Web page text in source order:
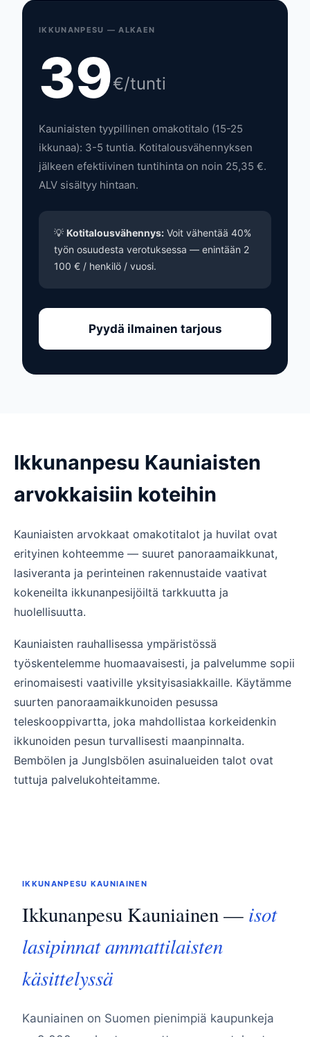
IKKUNANPESU — ALKAEN
39€/tunti
Kauniaisten tyypillinen omakotitalo (15-25
ikkunaa): 3-5 tuntia. Kotitalousvähennyksen
jälkeen efektiivinen tuntihinta on noin 25,35 €.
ALV sisältyy hintaan.
💡 Kotitalousvähennys: Voit vähentää 40%
työn osuudesta verotuksessa — enintään 2
100 € / henkilö / vuosi.
Pyydä ilmainen tarjous
Ikkunanpesu Kauniaisten
arvokkaisiin koteihin
Kauniaisten arvokkaat omakotitalot ja huvilat ovat
erityinen kohteemme — suuret panoraamaikkunat,
lasiveranta ja perinteinen rakennustaide vaativat
kokeneilta ikkunanpesijöiltä tarkkuutta ja
huolellisuutta.
Kauniaisten rauhallisessa ympäristössä
työskentelemme huomaavaisesti, ja palvelumme sopii
erinomaisesti vaativille yksityisasiakkaille. Käytämme
suurten panoraamaikkunoiden pesussa
teleskooppivartta, joka mahdollistaa korkeidenkin
ikkunoiden pesun turvallisesti maanpinnalta.
Bembölen ja Junglsbölen asuinalueiden talot ovat
tuttuja palvelukohteitamme.
IKKUNANPESU KAUNIAINEN
Ikkunanpesu Kauniainen — isot
lasipinnat ammattilaisten
käsittelyssä
Kauniainen on Suomen pienimpiä kaupunkeja